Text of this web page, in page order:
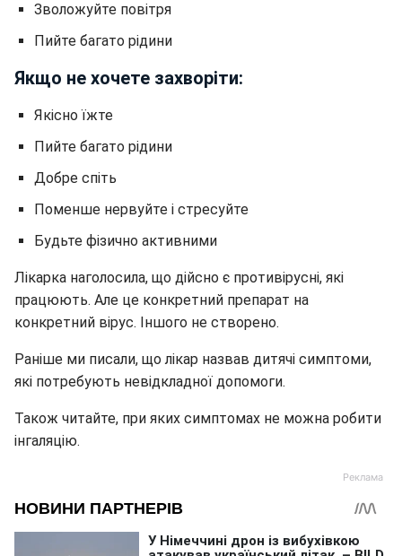
Зволожуйте повітря
Пийте багато рідини
Якщо не хочете захворіти:
Якісно їжте
Пийте багато рідини
Добре спіть
Поменше нервуйте і стресуйте
Будьте фізично активними
Лікарка наголосила, що дійсно є противірусні, які
працюють. Але це конкретний препарат на
конкретний вірус. Іншого не створено.
Раніше ми писали, що лікар назвав дитячі симптоми,
які потребують невідкладної допомоги.
Також читайте, при яких симптомах не можна робити
інгаляцію.